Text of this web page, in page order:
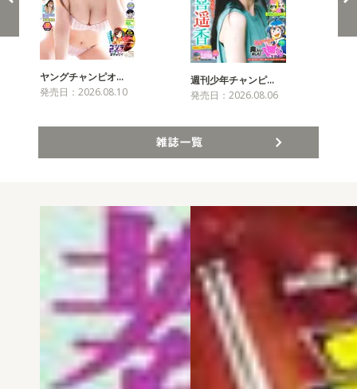
ヤングチャンピオ…
発売日：2026.08.10
週刊少年チャンピ…
発売日：2026.08.06